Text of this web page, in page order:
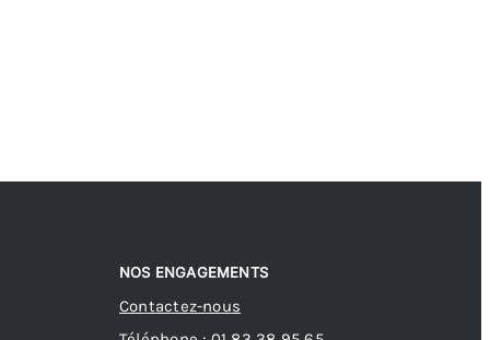
NOS ENGAGEMENTS
Contactez-nous